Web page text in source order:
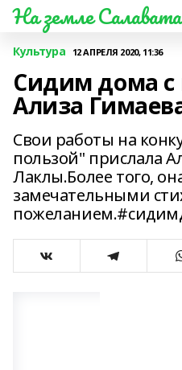
На земле Салавата
Культура 12 АПРЕЛЯ 2020, 11:36
Сидим дома с
Ализа
Свои работы на
пользой" прислала
Лаклы.Более того,
замечательными